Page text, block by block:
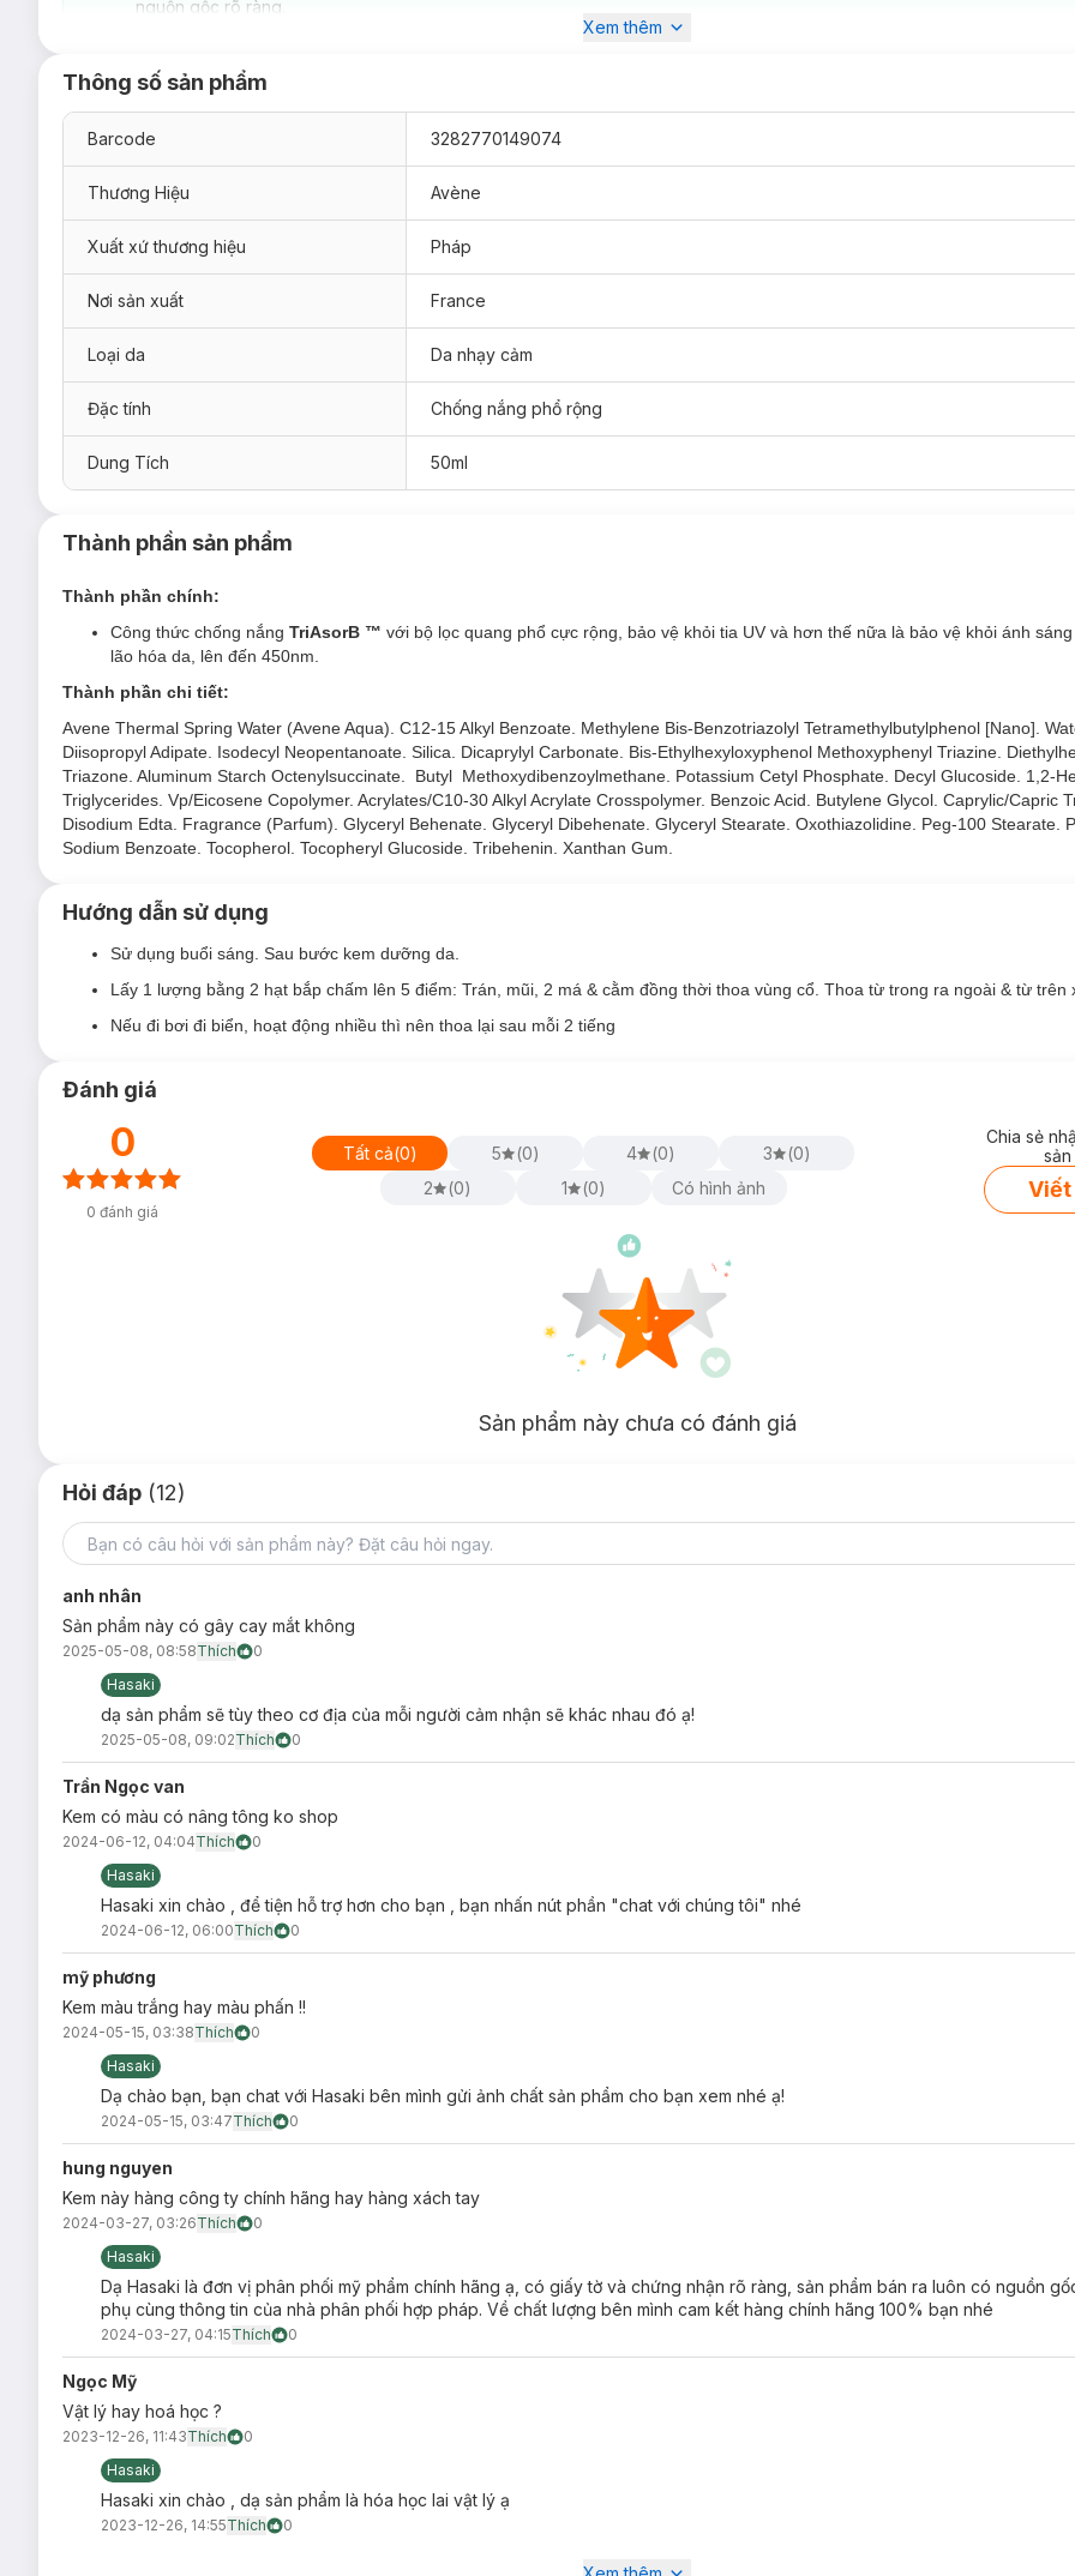
Loại da phù hợp:
Sản phẩm phù hợp cho da thường, hỗn hợp & nhạy cảm.
Ưu thế nổi bật:
lão hóa da, lên đến 450nm.
trên da.
Chai được thiết kế với 64% nhựa tái chế, thân thiện với môi trường.
Công thức có khả năng chống nước, phù hợp đi bơi và các hoạt động ngoài trời.
Độ an toàn:
Không parabens
Bảo quản:
Nơi khô ráo, thoáng mát.
Tránh ánh nắng trực tiếp, nơi có nhiệt độ cao hoặc ẩm ướt.
Đậy nắp kín sau khi sử dụng.
Thông số sản phẩm:
Dung tích:50ml
Thương hiệu:
Xuất xứ:Pháp.
nguồn gốc rõ ràng.
Xem thêm
Thông số sản phẩm
Barcode 3282770149074
Thương Hiệu Avène
Xuất xứ thương hiệu Pháp
Nơi sản xuất France
Loại da Da nhạy cảm
Đặc tính Chống nắng phổ rộng
Dung Tích 50ml
Thành phần sản phẩm
Thành phần chính:
Công thức chống nắng TriAsorB ™ với bộ lọc quang phổ cực rộng, bảo vệ khỏi tia UV và hơn thế nữa là bảo vệ khỏi ánh
lão hóa da, lên đến 450nm.
Thành phần chi tiết:
Avene Thermal Spring Water (Avene Aqua). C12-15 Alkyl Benzoate. Methylene Bis-Benzotriazolyl Tetramethylbutylphenol [Nano].
Diisopropyl Adipate. Isodecyl Neopentanoate. Silica. Dicaprylyl Carbonate. Bis-Ethylhexyloxyphenol Methoxyphenyl Triazine.
Triazone. Aluminum Starch Octenylsuccinate. Butyl Methoxydibenzoylmethane. Potassium Cetyl Phosphate. Decyl Glucoside. 1,2-
Triglycerides. Vp/Eicosene Copolymer. Acrylates/C10-30 Alkyl Acrylate Crosspolymer. Benzoic Acid. Butylene Glycol. Caprylic/Capric
Disodium Edta. Fragrance (Parfum). Glyceryl Behenate. Glyceryl Dibehenate. Glyceryl Stearate. Oxothiazolidine. Peg-100 Stearate.
Sodium Benzoate. Tocopherol. Tocopheryl Glucoside. Tribehenin. Xanthan Gum.
Hướng dẫn sử dụng
Sử dụng buổi sáng. Sau bước kem dưỡng da.
Lấy 1 lượng bằng 2 hạt bắp chấm lên 5 điểm: Trán, mũi, 2 má & cằm đồng thời thoa vùng cổ. Thoa từ trong ra ngoài & từ trên
Nếu đi bơi đi biển, hoạt động nhiều thì nên thoa lại sau mỗi 2 tiếng
Đánh giá
0
0 đánh giá
Tất cả(0) 5 (0) 4 (0) 3 (0)
2
(0) 1 (0) Có hình ảnh
Chia sẻ
Viết
Sản phẩm này chưa có đánh giá
Hỏi đáp (12)
anh nhân
Sản phẩm này có gây cay mắt không
2025-05-08, 08:58Thích
0
Hasaki
dạ sản phẩm sẽ tùy theo cơ địa của mỗi người cảm nhận sẽ khác nhau đó ạ!
2025-05-08, 09:02Thích 0
Trần Ngọc van
Kem có màu có nâng tông ko shop
2024-06-12, 04:04Thích
0
Hasaki
Hasaki xin chào , để tiện hỗ trợ hơn cho bạn , bạn nhấn nút phần "chat với chúng tôi" nhé
2024-06-12, 06:00Thích 0
mỹ phương
Kem màu trắng hay màu phấn !!
2024-05-15, 03:38Thích
0
Hasaki
Dạ chào bạn, bạn chat với Hasaki bên mình gửi ảnh chất sản phẩm cho bạn xem nhé ạ!
2024-05-15, 03:47Thích 0
hung nguyen
Kem này hàng công ty chính hãng hay hàng xách tay
2024-03-27, 03:26Thích
0
Hasaki
Dạ Hasaki là đơn vị phân phối mỹ phẩm chính hãng ạ, có giấy tờ và chứng nhận rõ ràng, sản phẩm bán ra luôn có nguồn
phụ cùng thông tin của nhà phân phối hợp pháp. Về chất lượng bên mình cam kết hàng chính hãng 100% bạn nhé
2024-03-27, 04:15Thích 0
Ngọc Mỹ
Vật lý hay hoá học ?
2023-12-26, 11:43Thích
0
Hasaki
Hasaki xin chào , dạ sản phẩm là hóa học lai vật lý ạ
2023-12-26, 14:55Thích 0